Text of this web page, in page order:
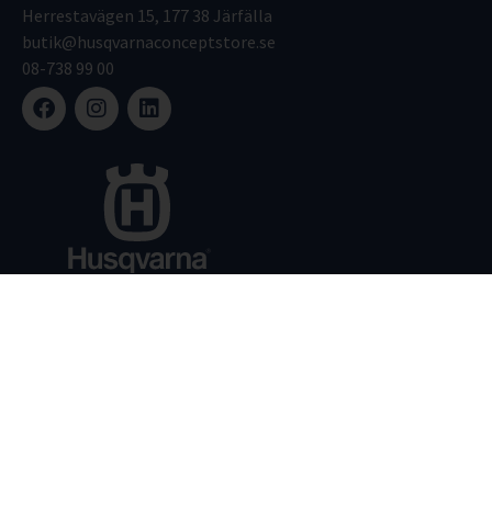
Herrestavägen 15, 177 38 Järfälla
butik@husqvarnaconceptstore.se
08-738 99 00